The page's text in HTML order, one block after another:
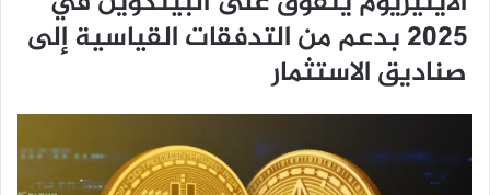
2025 بدعم من التدفقات القياسية إلى
صناديق الاستثمار